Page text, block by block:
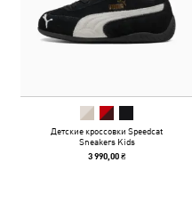
Детские кроссовки Speedcat
Sneakers Kids
3 990,00 ₴